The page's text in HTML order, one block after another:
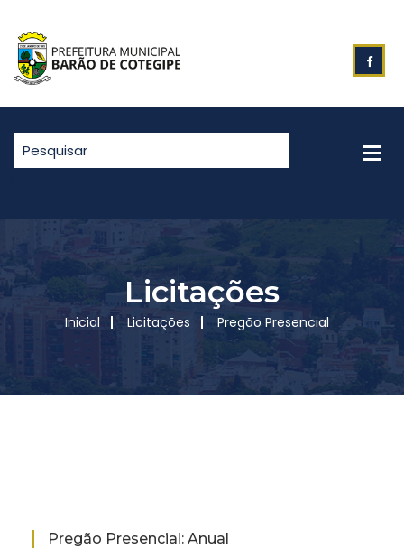
Licitações
Inicial Licitações Pregão Presencial
Pregão Presencial: Anual